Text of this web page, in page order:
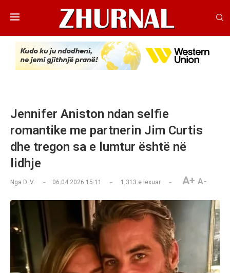
Jennifer Aniston ndan selfie
romantike me partnerin Jim Curtis
dhe tregon sa e lumtur është në
lidhje
Nga D. V. 06.04.2026 15:11 1,313 e lexuar A+ A-